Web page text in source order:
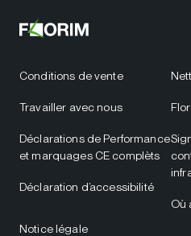
Conditions de vente
Travailler avec nous
Déclarations de Performance
et marquages CE complèts
Déclaration d’accessibilité
Où
Notice légale